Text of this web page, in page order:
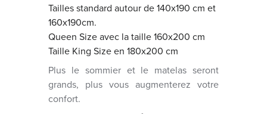
Tailles standard autour de 140x190 cm et
160x190cm.
Queen Size avec la taille 160x200 cm
Taille King Size en 180x200 cm
Plus le sommier et le matelas seront
grands, plus vous augmenterez votre
confort.